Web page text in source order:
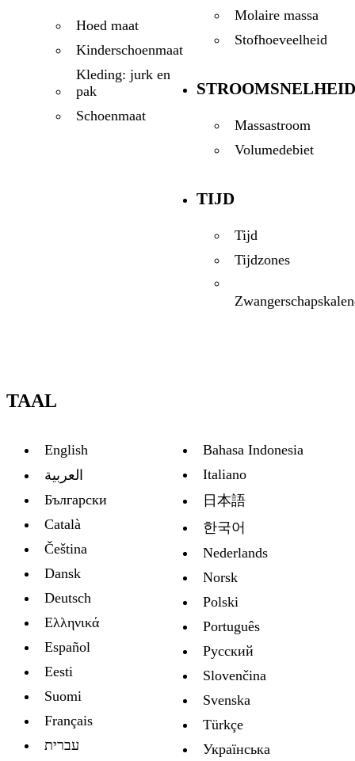
Hoed maat
Kinderschoenmaat
Kleding: jurk en
pak
Schoenmaat
Molaire massa
Stofhoeveelheid
STROOMSNELHEID
Massastroom
Volumedebiet
TIJD
Tijd
Tijdzones
TAAL
English
العربية
Български
Català
Čeština
Dansk
Deutsch
Ελληνικά
Español
Eesti
Suomi
Français
עברית
Bahasa Indonesia
Italiano
日本語
한국어
Nederlands
Norsk
Polski
Português
Русский
Slovenčina
Svenska
Türkçe
Украïнська